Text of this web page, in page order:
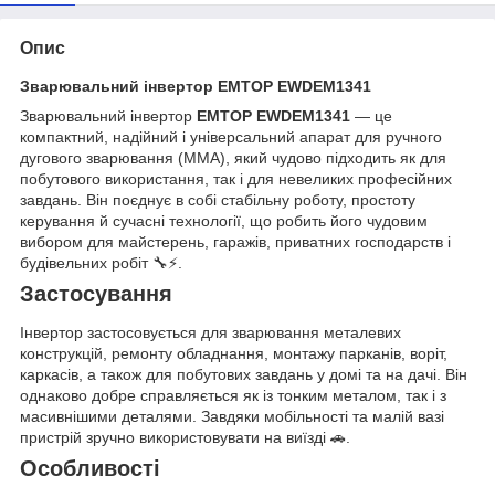
Опис
Зварювальний інвертор EMTOP EWDEM1341
Зварювальний інвертор EMTOP EWDEM1341 — це
компактний, надійний і універсальний апарат для ручного
дугового зварювання (MMA), який чудово підходить як для
побутового використання, так і для невеликих професійних
завдань. Він поєднує в собі стабільну роботу, простоту
керування й сучасні технології, що робить його чудовим
вибором для майстерень, гаражів, приватних господарств і
будівельних робіт 🔧⚡.
Застосування
Інвертор застосовується для зварювання металевих
конструкцій, ремонту обладнання, монтажу парканів, воріт,
каркасів, а також для побутових завдань у домі та на дачі. Він
однаково добре справляється як із тонким металом, так і з
масивнішими деталями. Завдяки мобільності та малій вазі
пристрій зручно використовувати на виїзді 🚗.
Особливості